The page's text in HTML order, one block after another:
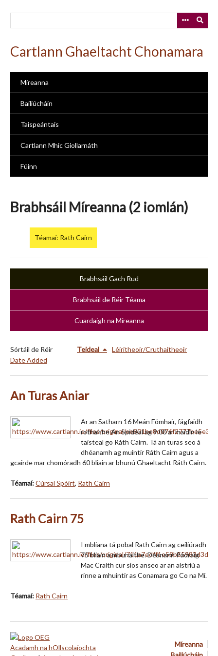
Cartlann Ghaeltacht Chonamara
Míreanna
Bailiúcháin
Taispeántais
Cartlann Mhic Giollarnáth
Fúinn
Brabhsáil Míreanna (2 iomlán)
Téamaí: Rath Cairn
Brabhsáil Gach Rud
Brabhsáil de Réir Téama
Cuardaigh na Míreanna
Sórtáil de Réir Teideal
Léiritheoir/Cruthaitheoir
Date Added
An Turas Aniar
Ar an Satharn 16 Meán Fómhair, fágfaidh
rothaithe An Spidéal ag 9.00 ar maidin le
taisteal go Ráth Cairn. Tá an turas seo á
dhéanamh ag muintir Ráth Cairn agus a
gcairde mar chomóradh 60 bliain ar bhunú Ghaeltacht Ráth Cairn.
Téamaí:Cúrsaí Spóirt, Rath Cairn
Rath Cairn 75
I mbliana tá pobal Rath Cairn ag ceiliúradh
75 bliain a mbunaithe. Déanann Pádraig
Mac Craith cur síos anseo ar an aistriú a
rinne a mhuintir as Conamara go Co na Mí.
Téamaí: Rath Cairn
Míreanna
Acadamh na hOllscolaíochta